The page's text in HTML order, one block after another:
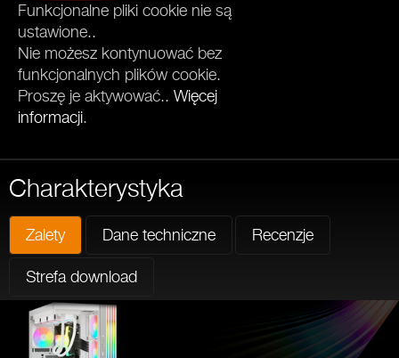
Funkcjonalne pliki cookie nie są
ustawione..
Nie możesz kontynuować bez
funkcjonalnych plików cookie.
Proszę je aktywować.. Więcej
informacji.
Charakterystyka
Zalety Dane techniczne Recenzje
Strefa download